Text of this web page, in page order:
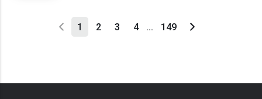
1 2 3 4 ... 149